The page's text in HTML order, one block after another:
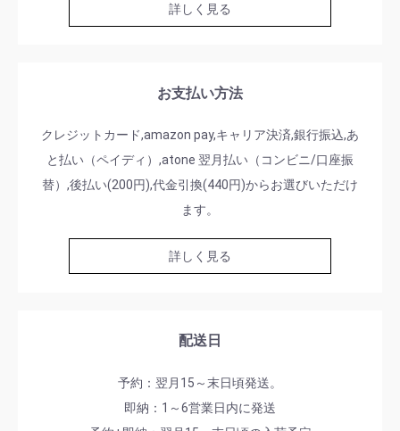
詳しく見る
お支払い方法
クレジットカード,amazon pay,キャリア決済,銀行振込,あ
と払い（ペイディ）,atone 翌月払い（コンビニ/口座振
替）,後払い(200円),代金引換(440円)からお選びいただけ
ます。
詳しく見る
配送日
予約：翌月15～末日頃発送。
即納：1～6営業日内に発送